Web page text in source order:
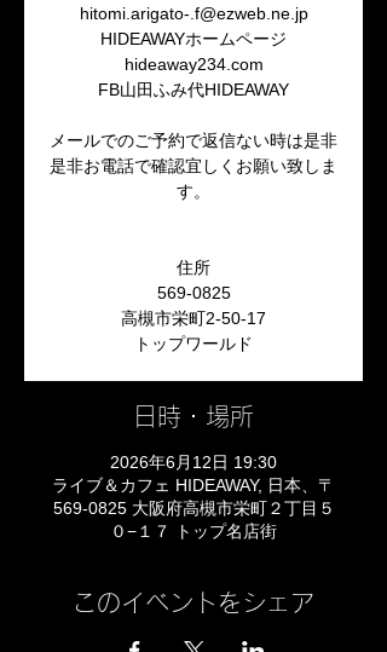
hitomi.arigato-.f@ezweb.ne.jp
HIDEAWAYホームページ
hideaway234.com
FB山田ふみ代HIDEAWAY
メールでのご予約で返信ない時は是非
是非お電話で確認宜しくお願い致しま
す。
住所
569-0825
高槻市栄町2-50-17
トップワールド
日時・場所
2026年6月12日 19:30
ライブ＆カフェ HIDEAWAY, 日本、〒
569-0825 大阪府高槻市栄町２丁目５
０−１７ トップ名店街
このイベントをシェア